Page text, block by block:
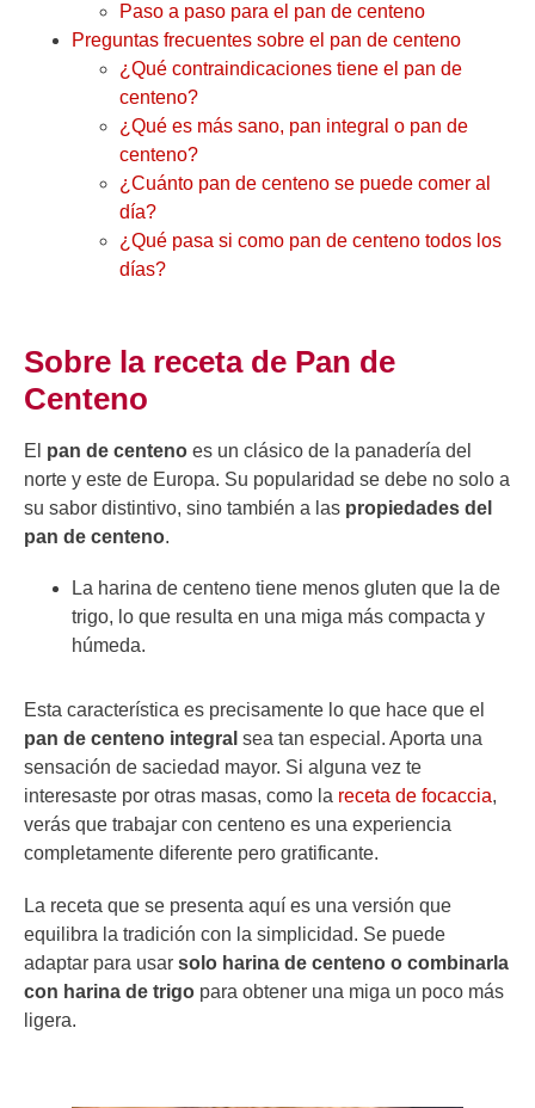
Paso a paso para el pan de centeno
Preguntas frecuentes sobre el pan de centeno
¿Qué contraindicaciones tiene el pan de
centeno?
¿Qué es más sano, pan integral o pan de
centeno?
¿Cuánto pan de centeno se puede comer al
día?
¿Qué pasa si como pan de centeno todos los
días?
Sobre la receta de Pan de
Centeno
El pan de centeno es un clásico de la panadería del
norte y este de Europa. Su popularidad se debe no solo a
su sabor distintivo, sino también a las propiedades del
pan de centeno.
La harina de centeno tiene menos gluten que la de
trigo, lo que resulta en una miga más compacta y
húmeda.
Esta característica es precisamente lo que hace que el
pan de centeno integral sea tan especial. Aporta una
sensación de saciedad mayor. Si alguna vez te
interesaste por otras masas, como la receta de focaccia,
verás que trabajar con centeno es una experiencia
completamente diferente pero gratificante.
La receta que se presenta aquí es una versión que
equilibra la tradición con la simplicidad. Se puede
adaptar para usar solo harina de centeno o combinarla
con harina de trigo para obtener una miga un poco más
ligera.